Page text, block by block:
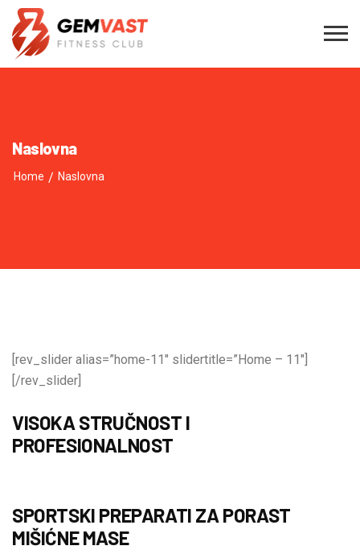
Naslovna
Home / Naslovna
[rev_slider alias=”home-11″ slidertitle=”Home – 11″]
[/rev_slider]
VISOKA STRUČNOST I
PROFESIONALNOST
SPORTSKI PREPARATI ZA PORAST
MIŠIĆNE MASE